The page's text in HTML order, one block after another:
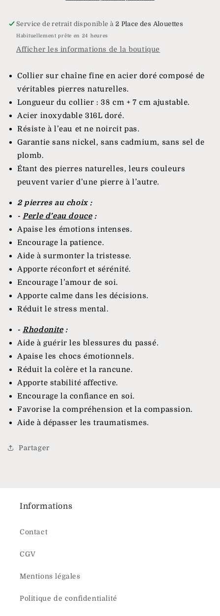
Service de retrait disponible à 2 Place des Alouettes
Habituellement prête en 24 heures
Afficher les informations de la boutique
Collier sur chaîne fine en acier doré composé de
véritables pierres naturelles.
Longueur du collier : 38 cm + 7 cm ajustable.
Acier inoxydable 316L doré.
Résiste à l’eau et ne noircit pas.
Garantie sans nickel, sans cadmium, sans sel de
plomb.
Étant des pierres naturelles, leurs couleurs
peuvent varier d’une pierre à l’autre.
2 pierres au choix :
-Perle d’eau douce:
Apaise les émotions intenses.
Encourage la patience.
Aide à surmonter la tristesse.
Apporte réconfort et sérénité.
Encourage l’amour de soi.
Apporte calme dans les décisions.
Réduit le stress mental.
-Rhodonite:
Aide à guérir les blessures du passé.
Apaise les chocs émotionnels.
Réduit la colère et la rancune.
Apporte stabilité affective.
Encourage la confiance en soi.
Favorise la compréhension et la compassion.
Aide à dépasser les traumatismes.
Partager
Informations
Contact
CGV
Mentions légales
Politique de confidentialité